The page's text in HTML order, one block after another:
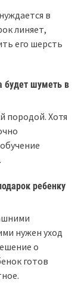
в
линяет,
его шерсть
будет шуметь в
породой. Хотя
ребенку
нужен уход
о
готов